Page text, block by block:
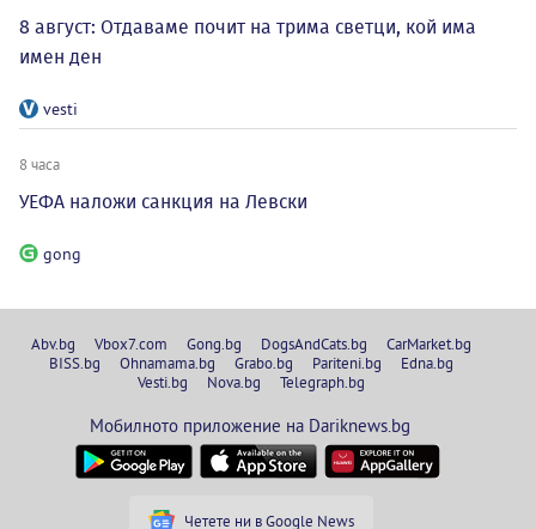
8 август: Отдаваме почит на трима светци, кой има
имен ден
vesti
8 часа
УЕФА наложи санкция на Левски
gong
Abv.bg Vbox7.com Gong.bg DogsAndCats.bg
CarMarket.bg
BISS.bg
Ohnamama.bg Grabo.bg Pariteni.bg
Edna.bg
Vesti.bg
Nova.bg Telegraph.bg
Мобилното приложение на Dariknews.bg
Четете ни в Google News